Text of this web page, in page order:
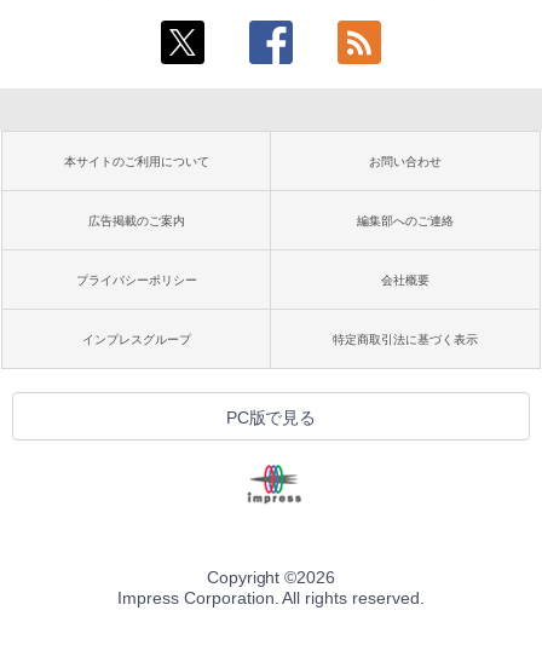
本サイトのご利用について お問い合わせ
広告掲載のご案内 編集部へのご連絡
プライバシーポリシー 会社概要
インプレスグループ 特定商取引法に基づく表示
PC版で見る
Copyright ©2026
Impress Corporation. All rights reserved.